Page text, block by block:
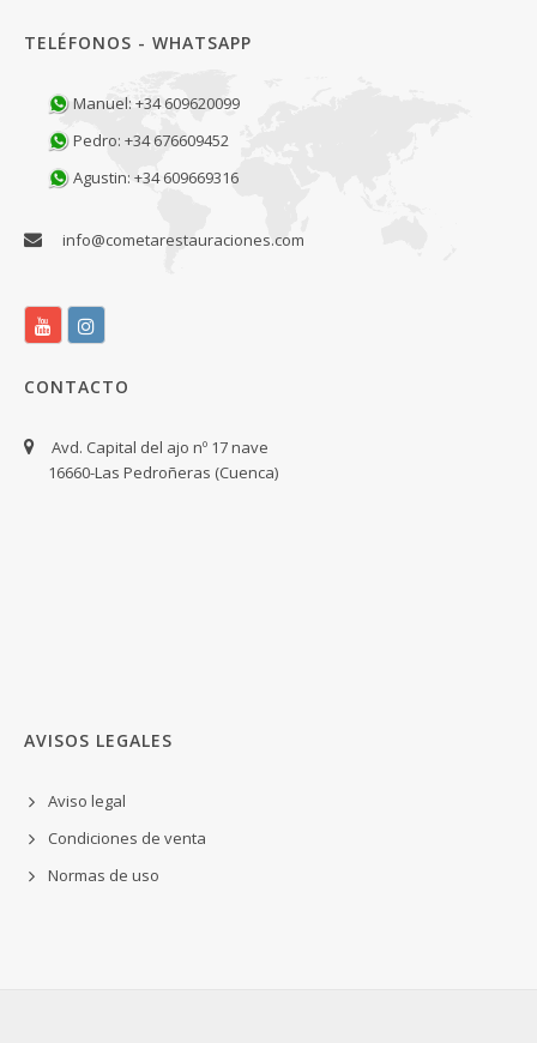
TELÉFONOS - WHATSAPP
Manuel: +34 609620099
Pedro: +34 676609452
Agustin: +34 609669316
info@cometarestauraciones.com
CONTACTO
Avd. Capital del ajo nº 17 nave
16660-Las Pedroñeras (Cuenca)
AVISOS LEGALES
Aviso legal
Condiciones de venta
Normas de uso